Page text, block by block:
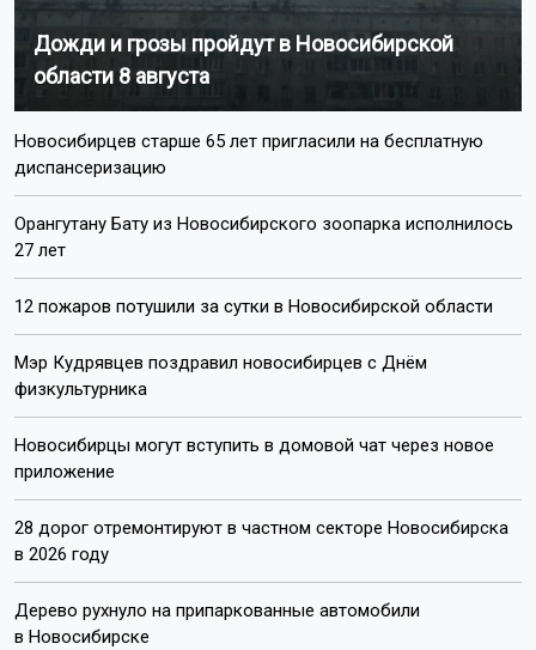
Дожди и грозы пройдут в Новосибирской
области 8 августа
Новосибирцев старше 65 лет пригласили на бесплатную
диспансеризацию
Орангутану Бату из Новосибирского зоопарка исполнилось
27 лет
12 пожаров потушили за сутки в Новосибирской области
Мэр Кудрявцев поздравил новосибирцев с Днём
физкультурника
Новосибирцы могут вступить в домовой чат через новое
приложение
28 дорог отремонтируют в частном секторе Новосибирска
в 2026 году
Дерево рухнуло на припаркованные автомобили
в Новосибирске